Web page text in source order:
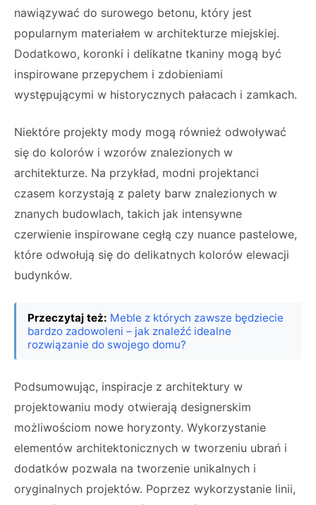
nawiązywać do surowego betonu, który jest
popularnym materiałem w architekturze miejskiej.
Dodatkowo, koronki i delikatne tkaniny mogą być
inspirowane przepychem i zdobieniami
występującymi w historycznych pałacach i zamkach.
Niektóre projekty mody mogą również odwoływać
się do kolorów i wzorów znalezionych w
architekturze. Na przykład, modni projektanci
czasem korzystają z palety barw znalezionych w
znanych budowlach, takich jak intensywne
czerwienie inspirowane cegłą czy nuance pastelowe,
które odwołują się do delikatnych kolorów elewacji
budynków.
Przeczytaj też: Meble z których zawsze będziecie
bardzo zadowoleni – jak znaleźć idealne
rozwiązanie do swojego domu?
Podsumowując, inspiracje z architektury w
projektowaniu mody otwierają designerskim
możliwościom nowe horyzonty. Wykorzystanie
elementów architektonicznych w tworzeniu ubrań i
dodatków pozwala na tworzenie unikalnych i
oryginalnych projektów. Poprzez wykorzystanie linii,